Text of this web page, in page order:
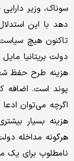
دهد با این
تاکنون هیچ
دولت بریتانیا
پوند است. اضافه
هزینه بسیار
هرگونه مداخله
نامطلوب برای یک